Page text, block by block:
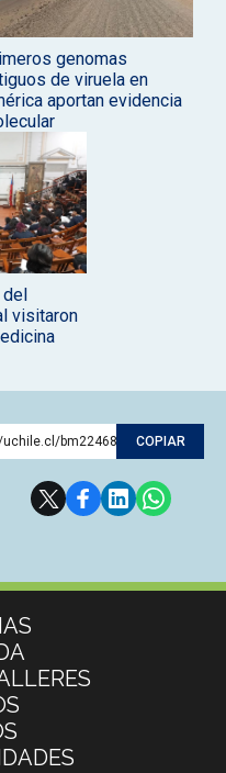
genomas
de viruela en
aportan evidencia
del
visitaron
bm224681 COPIAR